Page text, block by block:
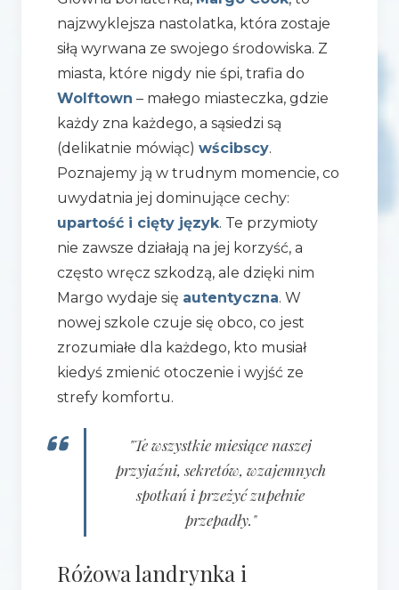
najzwyklejsza nastolatka, która zostaje
siłą wyrwana ze swojego środowiska. Z
miasta, które nigdy nie śpi, trafia do
Wolftown – małego miasteczka, gdzie
każdy zna każdego, a sąsiedzi są
(delikatnie mówiąc) wścibscy.
Poznajemy ją w trudnym momencie, co
uwydatnia jej dominujące cechy:
upartość i cięty język. Te przymioty
nie zawsze działają na jej korzyść, a
często wręcz szkodzą, ale dzięki nim
Margo wydaje się autentyczna. W
nowej szkole czuje się obco, co jest
zrozumiałe dla każdego, kto musiał
kiedyś zmienić otoczenie i wyjść ze
strefy komfortu.
"Te wszystkie miesiące naszej
przyjaźni, sekretów, wzajemnych
spotkań i przeżyć zupełnie
przepadły."
Różowa landrynka i